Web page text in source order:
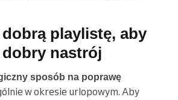
playlistę, aby
nastrój
sposób na poprawę
w okresie urlopowym. Aby